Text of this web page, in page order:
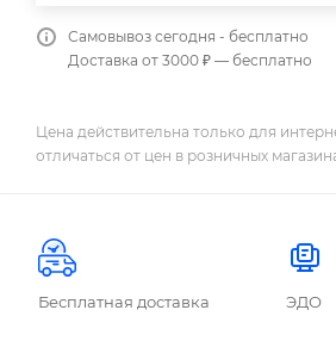
Самовывоз сегодня - бесплатно
Доставка от 3000 ₽ — бесплатно
Цена действительна только для
отличаться от цен в розничных
Бесплатная доставка ЭДО